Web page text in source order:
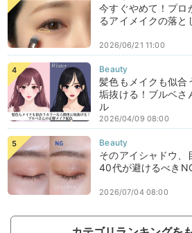
今すぐやめて！プロ
るアイメイクの落と
2026/06/21 11:00
髪色もメイクも似合
垢抜ける！ブルベさ
ル
2026/04/09 08:00
そのアイシャドウ、
40代が避けるべき
2026/07/04 08:00